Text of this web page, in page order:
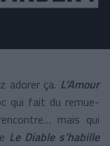
adorer ça. L’Amour
qui fait du remue-
mais qui
Le Diable s’habille